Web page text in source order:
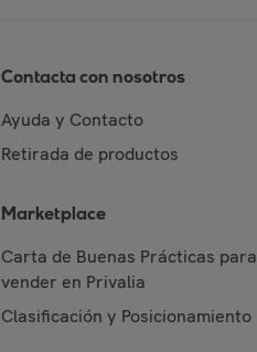
Contacta con nosotros
Ayuda y Contacto
Retirada de productos
Marketplace
Carta de Buenas Prácticas para
vender en Privalia
Clasificación y Posicionamiento